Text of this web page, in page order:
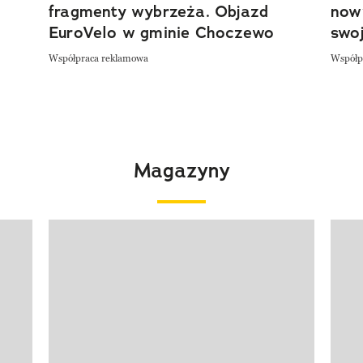
fragmenty wybrzeża. Objazd
EuroVelo w gminie Choczewo
Współpraca reklamowa
Magazyny